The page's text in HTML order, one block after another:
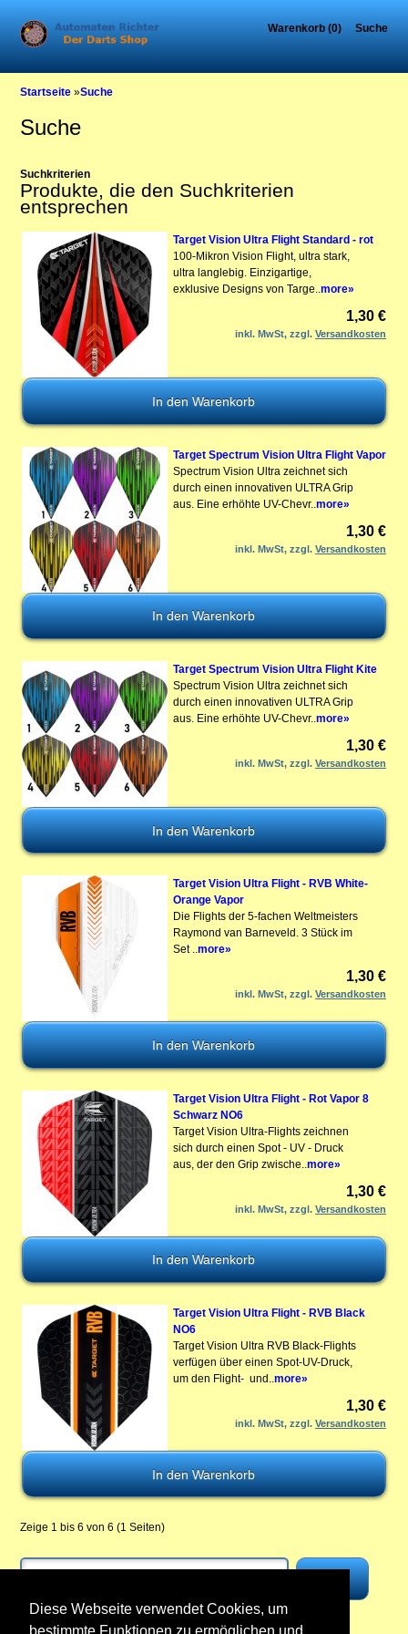
Diese Webseite verwendet Cookies, um
Warenkorb (0) Suche
Startseite »Suche
Suche
Suchkriterien
Produkte, die den Suchkriterien
entsprechen
Target Vision Ultra Flight Standard - rot
100-Mikron Vision Flight, ultra stark,
ultra langlebig. Einzigartige,
exklusive Designs von Targe..more»
1,30 €
inkl. MwSt, zzgl.Versandkosten
Target Spectrum Vision Ultra Flight Vapor
Spectrum Vision Ultra zeichnet sich
durch einen innovativen ULTRA Grip
aus. Eine erhöhte UV-Chevr.. more»
1,30 €
inkl. MwSt, zzgl.Versandkosten
Target Spectrum Vision Ultra Flight Kite
Spectrum Vision Ultra zeichnet sich
durch einen innovativen ULTRA Grip
aus. Eine erhöhte UV-Chevr..more»
1,30 €
inkl. MwSt, zzgl.Versandkosten
Target Vision Ultra Flight - RVB White-
Orange Vapor
Die Flights der 5-fachen Weltmeisters
Raymond van Barneveld. 3 Stück im
Set ..more»
1,30 €
inkl. MwSt, zzgl.Versandkosten
Target Vision Ultra Flight - Rot Vapor 8
Schwarz NO6
Target Vision Ultra-Flights zeichnen
sich durch einen Spot - UV - Druck
aus, der den Grip zwische.. more»
1,30 €
inkl. MwSt, zzgl.Versandkosten
Target Vision Ultra Flight - RVB Black
NO6
Target Vision Ultra RVB Black-Flights
verfügen über einen Spot-UV-Druck,
um den Flight- und..more»
1,30 €
inkl. MwSt, zzgl.Versandkosten
Zeige 1 bis 6 von 6 (1 Seiten)